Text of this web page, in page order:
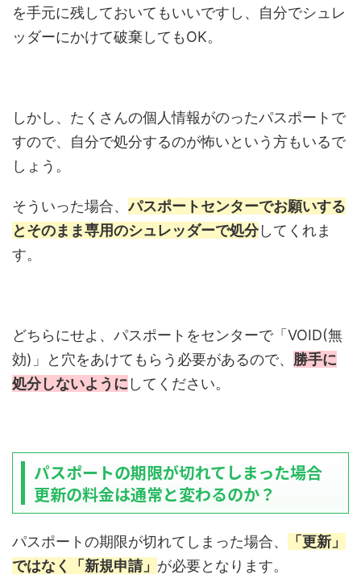
を手元に残しておいてもいいですし、自分でシュレ
ッダーにかけて破棄してもOK。
しかし、たくさんの個人情報がのったパスポートで
すので、自分で処分するのが怖いという方もいるで
しょう。
そういった場合、パスポートセンターでお願いする
とそのまま専用のシュレッダーで処分してくれま
す。
どちらにせよ、パスポートをセンターで「VOID(無
効)」と穴をあけてもらう必要があるので、 勝手に
処分しないように してください。
パスポートの期限が切れてしまった場合
更新の料金は通常と変わるのか？
パスポートの期限が切れてしまった場合、
「更新」
ではなく「新規申請」 が必要となります。